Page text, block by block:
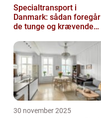
Specialtransport i
Danmark: sådan foregår
de tunge og krævende
30 november 2025